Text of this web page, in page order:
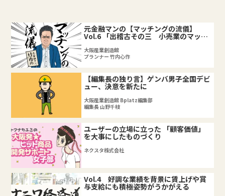
元金融マンの【マッチングの流儀】
Vol.6 「出稽古その三 小売業のマッチ
大阪産業創造館
プランナー 竹内心作
【編集長の独り言】ゲンバ男子全国デビ
ュー、決意を新たに
大阪産業創造館 Bplatz編集部
編集長 山野千枝
ユーザーの立場に立った 「顧客価値」
を大事にしたものづくり
ネクスタ株式会社
Vol.4 好調な業績を背景に賃上げや賞
与支給にも積極姿勢がうかがえる